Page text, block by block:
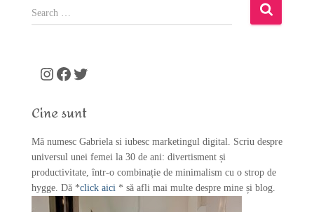
S
e
o
:
Instagram Facebook Twitter
Cine sunt
Mă numesc Gabriela si iubesc marketingul digital. Scriu despre
universul unei femei la 30 de ani: divertisment și
productivitate, într-o combinație de minimalism cu o strop de
hygge. Dă *click aici * să afli mai multe despre mine și blog.